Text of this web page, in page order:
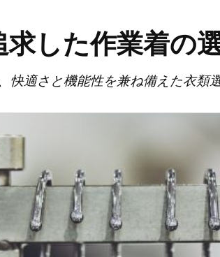
した作業着の
快適さと機能性を兼ね備えた衣類